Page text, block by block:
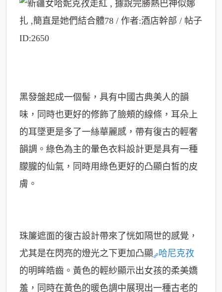
黑發盤起成一個髻，具有中國古典美人的韻
味，同時也更好的修飾了臉頰的線條，耳朵上
的耳墜更是多了一絲華麗感，帶有復古的輕奢
韻調。綠色為主的暈色衣料設計更是具有一種
朦朧的仙氣，同時用綠色更好的凸顯白皙的皮
膚。
珠簾遮面的復古設計帶來了恍如隔世的感覺，
尤其是在閃亮的燈光之下更加凸顯
哈尼克孜
的明眸皓齒。黃色的輕紗顯示出女孩的柔美嬌
羞，同時在黃色的暖色調中展現出一種古老的